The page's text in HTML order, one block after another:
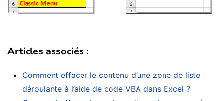
Articles associés :
Comment effacer le contenu d’une zone de liste
déroulante à l’aide de code VBA dans Excel ?